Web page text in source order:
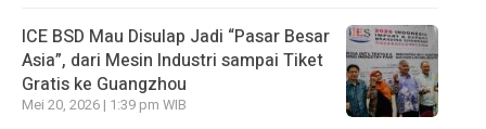
ICE BSD Mau Disulap Jadi “Pasar Besar
Asia”, dari Mesin Industri sampai Tiket
Gratis ke Guangzhou
Mei 20, 2026 | 1:39 pm WIB